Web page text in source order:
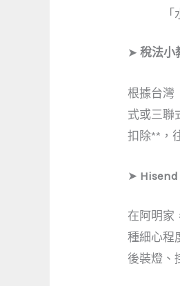
➤稅法小
根據台灣
式或三聯
扣除**，
➤
在阿明家
種細心程
後裝燈、